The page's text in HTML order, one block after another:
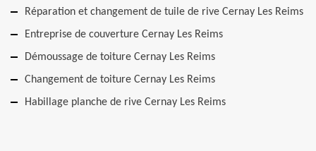
Réparation et changement de tuile de rive Cernay Les Reims
Entreprise de couverture Cernay Les Reims
Démoussage de toiture Cernay Les Reims
Changement de toiture Cernay Les Reims
Habillage planche de rive Cernay Les Reims